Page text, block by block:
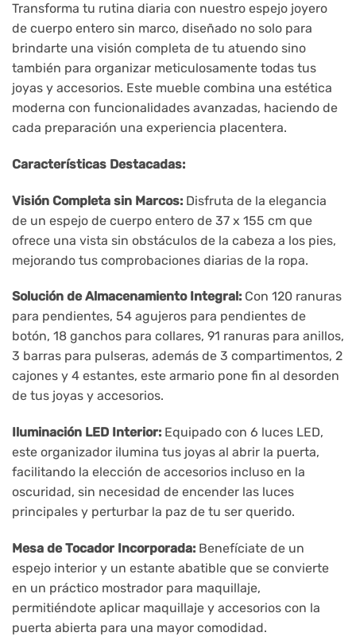
Transforma tu rutina diaria con nuestro espejo joyero
de cuerpo entero sin marco, diseñado no solo para
brindarte una visión completa de tu atuendo sino
también para organizar meticulosamente todas tus
joyas y accesorios. Este mueble combina una estética
moderna con funcionalidades avanzadas, haciendo de
cada preparación una experiencia placentera.
Características Destacadas:
Visión Completa sin Marcos: Disfruta de la elegancia
de un espejo de cuerpo entero de 37 x 155 cm que
ofrece una vista sin obstáculos de la cabeza a los pies,
mejorando tus comprobaciones diarias de la ropa.
Solución de Almacenamiento Integral: Con 120 ranuras
para pendientes, 54 agujeros para pendientes de
botón, 18 ganchos para collares, 91 ranuras para anillos,
3 barras para pulseras, además de 3 compartimentos, 2
cajones y 4 estantes, este armario pone fin al desorden
de tus joyas y accesorios.
Iluminación LED Interior: Equipado con 6 luces LED,
este organizador ilumina tus joyas al abrir la puerta,
facilitando la elección de accesorios incluso en la
oscuridad, sin necesidad de encender las luces
principales y perturbar la paz de tu ser querido.
Mesa de Tocador Incorporada: Benefíciate de un
espejo interior y un estante abatible que se convierte
en un práctico mostrador para maquillaje,
permitiéndote aplicar maquillaje y accesorios con la
puerta abierta para una mayor comodidad.